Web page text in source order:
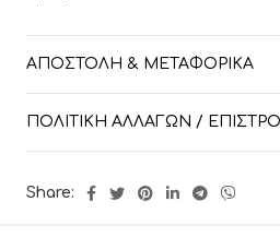
ΑΠΟΣΤΟΛΉ & ΜΕΤΑΦΟΡΙΚΆ
ΠΟΛΙΤΙΚΉ ΑΛΛΑΓΏΝ /
Share: